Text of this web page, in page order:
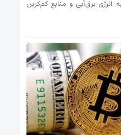
برق‌آبی و منابع کم‌کربن